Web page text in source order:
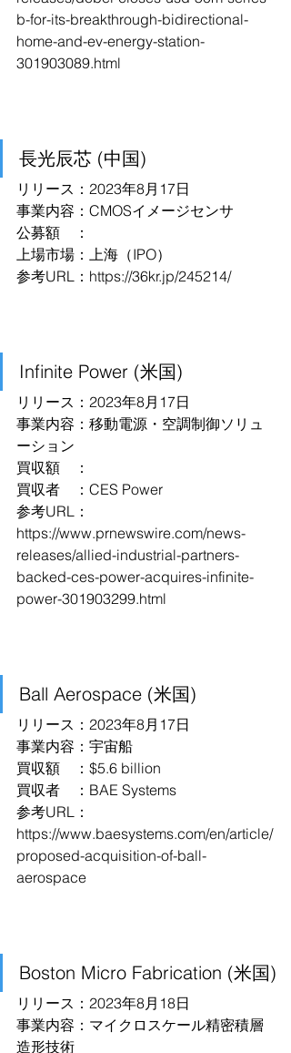
b-for-its-breakthrough-bidirectional-
home-and-ev-energy-station-
301903089.html
長光辰芯 (中国)
リリース：2023年8月17日
事業内容：CMOSイメージセンサ
公募額　：
上場市場：上海（IPO）
参考URL：https://36kr.jp/245214/
Infinite Power (米国)
リリース：2023年8月17日
事業内容：移動電源・空調制御ソリュ
ーション
買収額　：
買収者　：CES Power
参考URL：
https://www.prnewswire.com/news-
releases/allied-industrial-partners-
backed-ces-power-acquires-infinite-
power-301903299.html
Ball Aerospace (米国)
リリース：2023年8月17日
事業内容：宇宙船
買収額　：$5.6 billion
買収者　：BAE Systems
参考URL：
https://www.baesystems.com/en/article/
proposed-acquisition-of-ball-
aerospace
Boston Micro Fabrication (米国)
リリース：2023年8月18日
事業内容：マイクロスケール精密積層
造形技術